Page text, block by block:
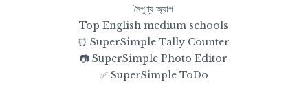
নৈপুণ্য অ্যাপ
Top English medium schools
⏰ SuperSimple Tally Counter
📷 SuperSimple Photo Editor
✅ SuperSimple ToDo